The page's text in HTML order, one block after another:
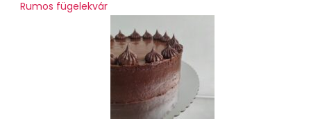
Rumos fügelekvár